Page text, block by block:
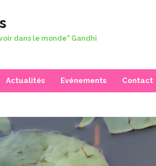
dans le monde" Gandhi
Actualités Evénements Contact